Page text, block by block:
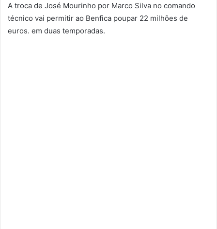
A troca de José Mourinho por Marco Silva no comando
técnico vai permitir ao Benfica poupar 22 milhões de
euros. em duas temporadas.